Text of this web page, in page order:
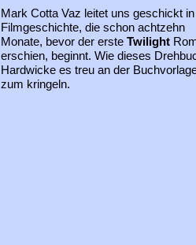
Mark Cotta Vaz leitet uns geschickt in
Filmgeschichte, die schon achtzehn
Monate, bevor der erste Twilight
erschien, beginnt. Wie dieses
Hardwicke es treu an der
zum kringeln.